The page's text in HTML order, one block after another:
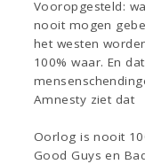
Vooropgesteld:
nooit mogen
het westen
100% waar. En
Amnesty ziet dat
Oorlog is nooit
Good Guys en